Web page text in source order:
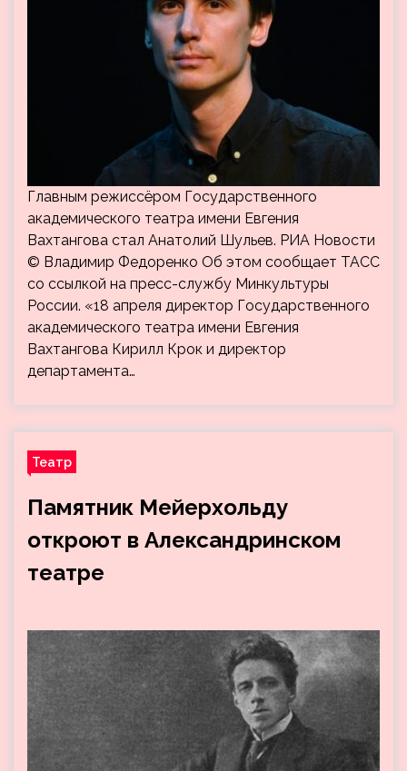
Главным режиссёром Государственного
академического театра имени Евгения
Вахтангова стал Анатолий Шульев. РИА Новости
© Владимир Федоренко Об этом сообщает ТАСС
со ссылкой на пресс-службу Минкультуры
России. «18 апреля директор Государственного
академического театра имени Евгения
Вахтангова Кирилл Крок и директор
департамента…
Театр
Памятник Мейерхольду
откроют в Александринском
театре